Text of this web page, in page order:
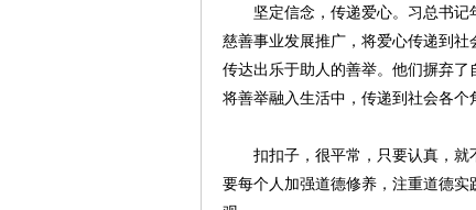
坚定信念，传递爱心。习总书记
慈善事业发展推广，将爱心传递到
传达出乐于助人的善举。他们摒弃
将善举融入生活中，传递到社会各个
扣扣子，很平常，只要认真，就不
要每个人加强道德修养，注重道德